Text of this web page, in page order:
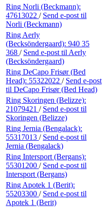
Ring Norli (Beckmann):
47613022 / Send e-post til
Norli (Beckmann)
Ring Aerly
(Becksöndergaard): 940 35
368 / Send e-post til Aerly
(Becksöndergaard)
Ring DeCapo Frisør (Bed
Head): 55322022 / Send e-post
til DeCapo Frisør (Bed Head)
Ring Skoringen (Belizze):
21079421 / Send e-post til
Skoringen (Belizze)
Ring Jernia (Bengalack):
55317013 / Send e-post til
Jernia (Bengalack)
Ring Intersport (Bergans):
55301200 / Send e-post til
Intersport (Bergans)
Ring Apotek 1 (Berit):
55203300 / Send e-post til
Apotek 1 (Berit)